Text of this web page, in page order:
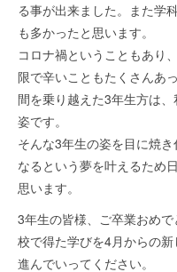
る事が出来ました。また学
も多かったと思います。
コロナ禍ということもあり
限で辛いこともたくさんあ
間を乗り越えた3年生方は
姿です。
そんな3年生の姿を目に焼
なるという夢を叶えるため
思います。
3年生の皆様、ご卒業おめ
校で得た学びを4月からの
進んでいってください。